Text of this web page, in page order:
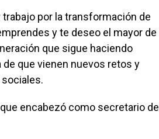
por la transformación de
y te deseo el mayor de
que sigue haciendo
que vienen nuevos retos y
encabezó como secretario de